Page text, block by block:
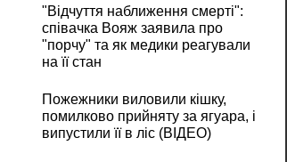
"Відчуття наближення смерті":
співачка Вояж заявила про
"порчу" та як медики реагували
на її стан
Пожежники виловили кішку,
помилково прийняту за ягуара, і
випустили її в ліс (ВІДЕО)